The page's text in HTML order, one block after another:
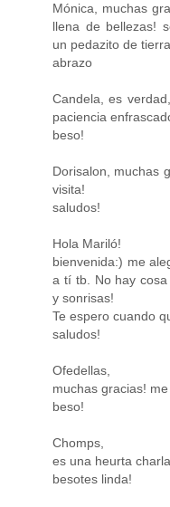
Mónica, muchas
llena de bellezas!
un pedazito de tierra.
abrazo
Candela, es
paciencia
beso!
Dorisalon, muchas
visita!
saludos!
Hola Mariló!
bienvenida:) me
a tí tb. No hay
y sonrisas!
Te espero cuando
saludos!
Ofedellas,
muchas gracias!
beso!
Chomps,
es una heurta
besotes linda!